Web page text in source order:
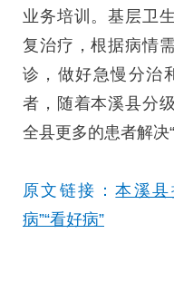
业务培训。基层卫
复治疗，根据病情
诊，做好急慢分治
者，随着本溪县分
全县更多的患者解决“
原文链接：本溪
病”“看好病”